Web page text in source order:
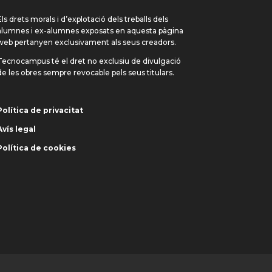
drets morals i d’explotació dels treballs dels
i ex-alumnes exposats en aquesta pàgina
pertanyen exclusivament als seus creadors.
té el dret no exclusiu de divulgació
les obres sempre revocable pels seus titulars.
de privacitat
legal
de cookies